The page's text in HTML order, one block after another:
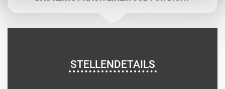
STELLENDETAILS